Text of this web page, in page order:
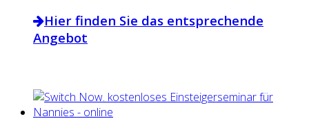
Hier finden Sie das entsprechende
Angebot